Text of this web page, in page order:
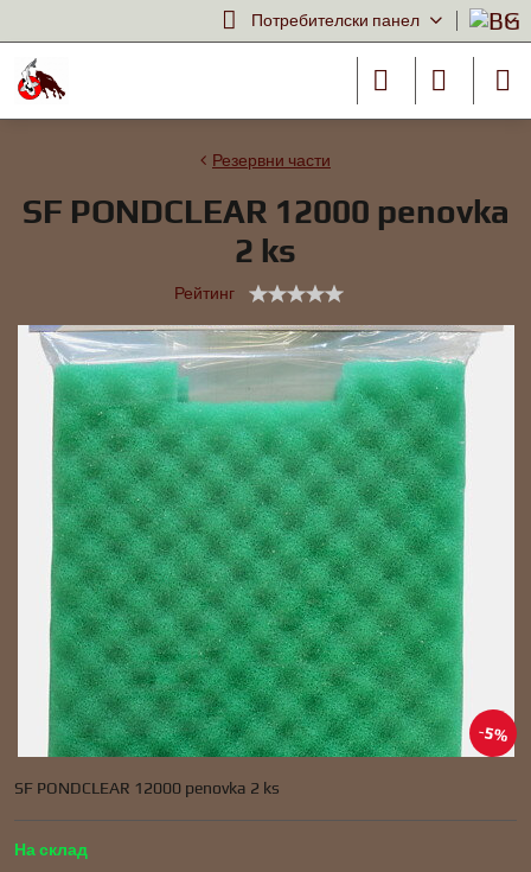
Потребителски панел
5%
Резервни части
SF PONDCLEAR 12000 penovka
2 ks
Рейтинг
SF PONDCLEAR 12000 penovka 2 ks
На склад